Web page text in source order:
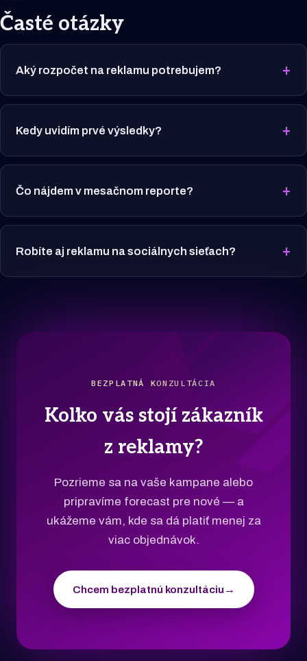
Časté otázky
Aký rozpočet na reklamu potrebujem? +
Kedy uvidím prvé výsledky? +
Čo nájdem v mesačnom reporte? +
Robíte aj reklamu na sociálnych sieťach? +
BEZPLATNÁ KONZULTÁCIA
Koľko vás stojí zákazník
z reklamy?
Pozrieme sa na vaše kampane alebo
pripravíme forecast pre nové — a
ukážeme vám, kde sa dá platiť menej za
viac objednávok.
Chcem bezplatnú konzultáciu →